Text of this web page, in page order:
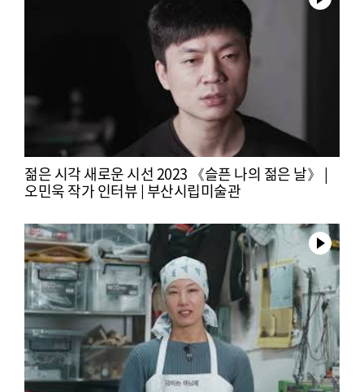
젊은 시각 새로운 시선 2023 《슬픈 나의 젊은 날》 |
오민욱 작가 인터뷰 | 부산시립미술관